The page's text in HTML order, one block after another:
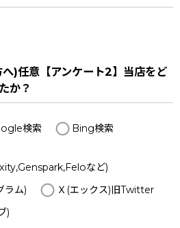
)任意【アンケート2】当店をど
か？
検索
Bing検索
など)
ラム)
Ｘ(エックス)旧Twitter
)